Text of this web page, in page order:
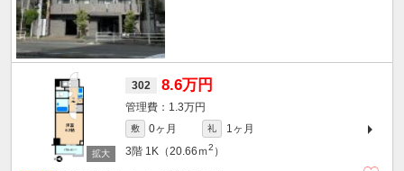
302 8.6万円
1.3万円
敷 0ヶ月 礼
1ヶ月
3階 1K（20.66ｍ2 ）